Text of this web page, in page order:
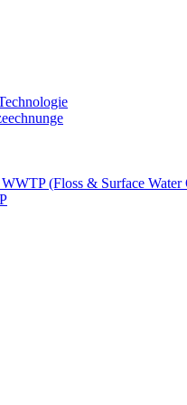
(Floss & Surface Water